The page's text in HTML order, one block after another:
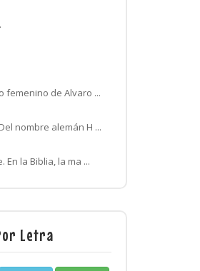
femenino de Alvaro ...
nombre alemán H ...
En la Biblia, la ma ...
Letra